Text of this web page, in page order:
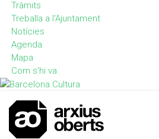
Tràmits
Treballa a l'Ajuntament
Notícies
Agenda
Mapa
Com s'hi va